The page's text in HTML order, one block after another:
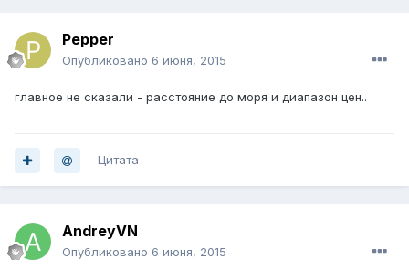
Pepper
Опубликовано 6 июня, 2015
главное не сказали - расстояние до моря и диапазон цен..
Цитата
AndreyVN
Опубликовано 6 июня, 2015